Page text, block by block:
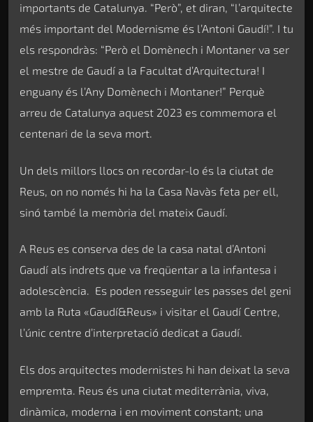
importants de Catalunya. “Però”, et diran, “l’arquitecte
més important del Modernisme és l’Antoni Gaudí!”. I tu
els respondràs: “Però el Domènech i Montaner va ser
el mestre de Gaudí a la Facultat d’Arquitectura! I
enguany és l’Any Domènech i Montaner!” Perquè
arreu de Catalunya aquest 2023 es commemora el
centenari de la seva mort.
Un dels millors llocs on recordar-lo és la ciutat de
Reus, on no només hi ha la Casa Navàs feta per ell,
sinó també la memòria del mateix Gaudí.
A Reus es conserva des de la casa natal d’Antoni
Gaudí als indrets que va freqüentar a la infantesa i
adolescència. Es poden resseguir les passes del geni
amb la Ruta «Gaudí&Reus» i visitar el Gaudí Centre,
l’únic centre d’interpretació dedicat a Gaudí.
Els dos arquitectes modernistes hi han deixat la seva
empremta. Reus és una ciutat mediterrània, viva,
dinàmica, moderna i en moviment constant; una